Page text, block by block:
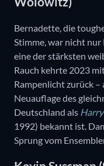
Bernadette, die
Stimme, war nicht
eine der stärksten
Rauch kehrte 2023
Rampenlicht zurück
Neuauflage des
Deutschland als
1992) bekannt ist.
Sprung vom